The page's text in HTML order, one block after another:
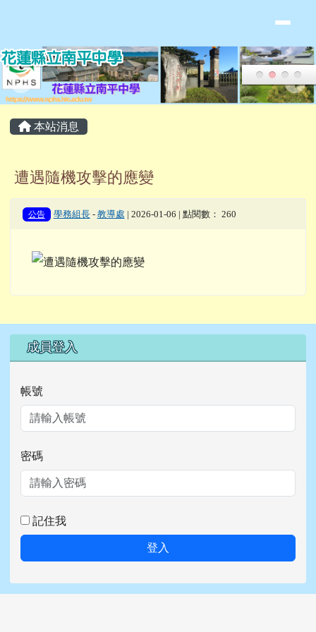
主內容區域
本站消息
遭遇隨機攻擊的應變
公告 學務組長- 教導處 | 2026-01-06 | 點閱數： 260
右邊區域內容
成員登入
帳號
密碼
記住我
登入
頁尾區域